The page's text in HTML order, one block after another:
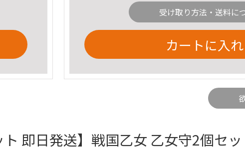
受け取り方法・送料に
カートに入
即日発送】戦国乙女 乙女守2個セ